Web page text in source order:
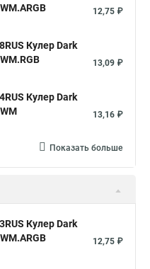
12,75 ₽
Кулер Dark
13,09 ₽
Кулер Dark
13,16 ₽
Показать больше
Кулер Dark
12,75 ₽